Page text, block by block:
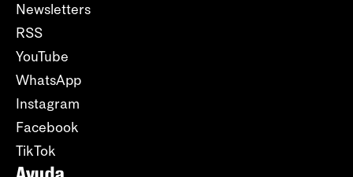
Newsletters
RSS
YouTube
WhatsApp
Instagram
Facebook
TikTok